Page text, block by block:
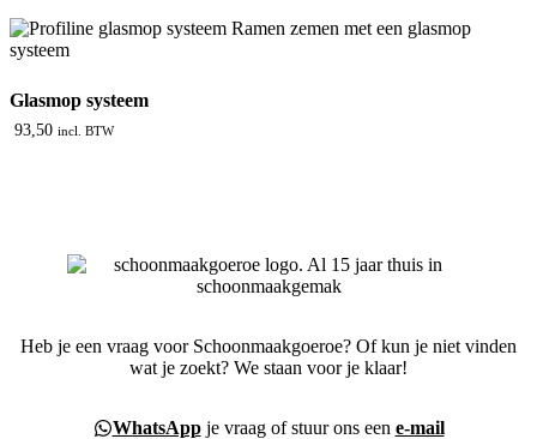
Glasmop systeem
93,50 incl. BTW
Heb je een vraag voor Schoonmaakgoeroe? Of kun je niet vinden
wat je zoekt? We staan voor je klaar!
WhatsAppje vraag of stuur ons een e-mail